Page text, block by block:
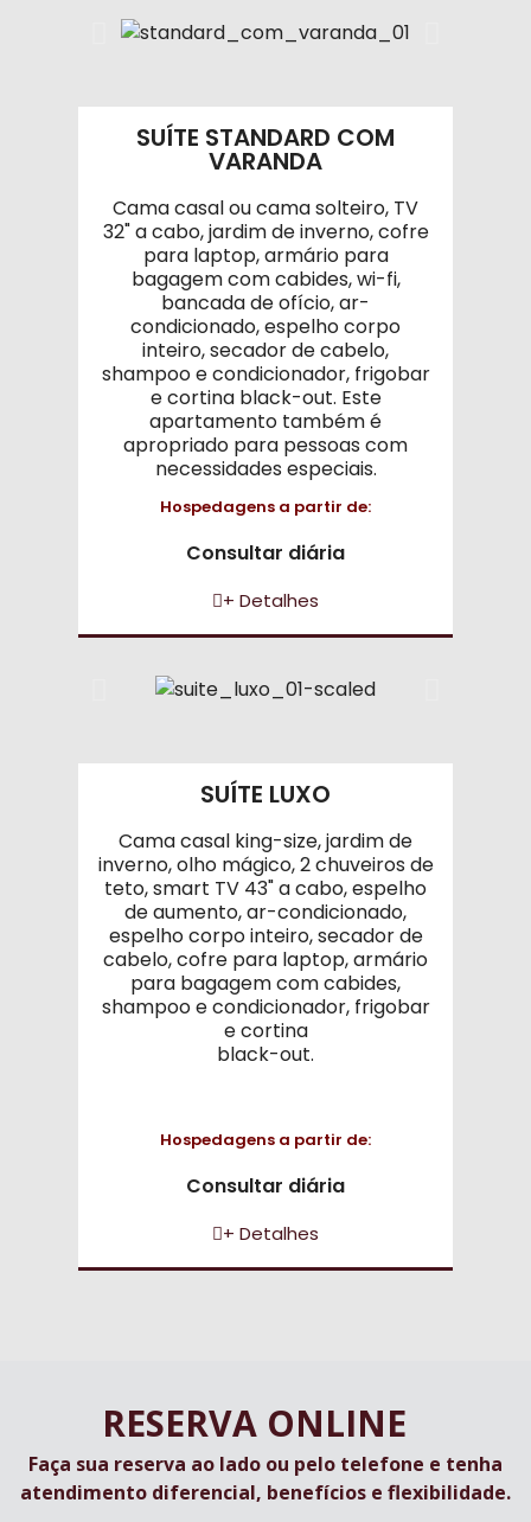
SUÍTE STANDARD COM
VARANDA
Cama casal ou cama solteiro, TV
32" a cabo, jardim de inverno, cofre
para laptop, armário para
bagagem com cabides, wi-fi,
bancada de ofício, ar-
condicionado, espelho corpo
inteiro, secador de cabelo,
shampoo e condicionador, frigobar
e cortina black-out. Este
apartamento também é
apropriado para pessoas com
necessidades especiais.
Hospedagens a partir de:
Consultar diária
+ Detalhes
SUÍTE LUXO
Cama casal king-size, jardim de
inverno, olho mágico, 2 chuveiros de
teto, smart TV 43" a cabo, espelho
de aumento, ar-condicionado,
espelho corpo inteiro, secador de
cabelo, cofre para laptop, armário
para bagagem com cabides,
shampoo e condicionador, frigobar
e cortina
black-out.
Hospedagens a partir de:
Consultar diária
+ Detalhes
RESERVA ONLINE
Faça sua reserva ao lado ou pelo telefone e tenha
atendimento diferencial, benefícios e flexibilidade.